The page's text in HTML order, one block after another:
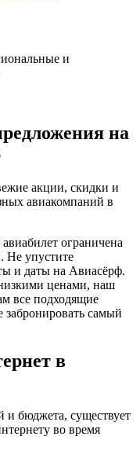
и
на
акции, скидки и
авиакомпаний в
ограничена
Не упустите
и даты на Авиасёрф.
ценами, наш
все подходящие
самый
в
и бюджета, существует
во время